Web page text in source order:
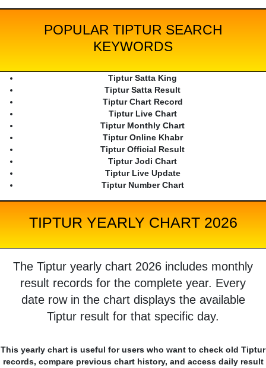
POPULAR TIPTUR SEARCH
KEYWORDS
Tiptur Satta King
Tiptur Satta Result
Tiptur Chart Record
Tiptur Live Chart
Tiptur Monthly Chart
Tiptur Online Khabr
Tiptur Official Result
Tiptur Jodi Chart
Tiptur Live Update
Tiptur Number Chart
TIPTUR YEARLY CHART 2026
The Tiptur yearly chart 2026 includes monthly
result records for the complete year. Every
date row in the chart displays the available
Tiptur result for that specific day.
This yearly chart is useful for users who want to check old Tiptur
records, compare previous chart history, and access daily result